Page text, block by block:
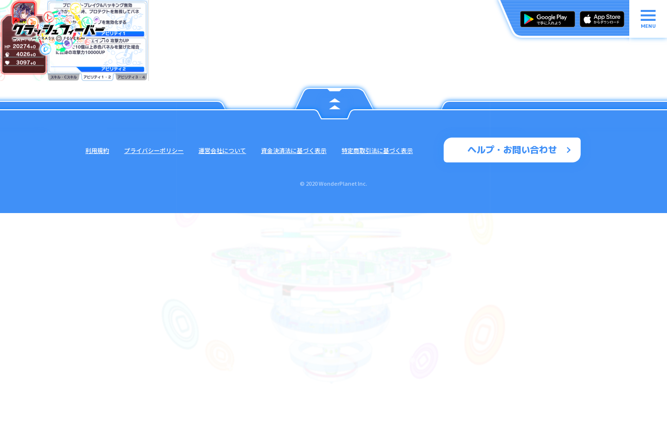
MENU
ヘルプ・お問い合わせ
利用規約 プライバシーポリシー 運営会社について 資金決済法に基づく表示 特定商取引法に基づく表示
© 2020 WonderPlanet Inc.